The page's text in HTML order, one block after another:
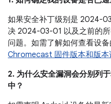
如果安全补丁级别是 2024-
决 2024-03-01 以及之前的
问题。如需了解如何查看设
Chromecast 固件版本和版本
2. 为什么安全漏洞会分别列
中？